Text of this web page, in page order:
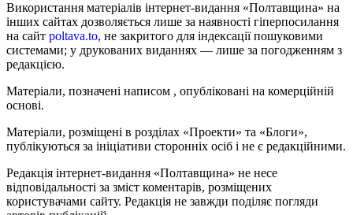
Використання матеріалів інтернет-видання «Полтавщина» на
інших сайтах дозволяється лише за наявності гіперпосилання
на сайт poltava.to, не закритого для індексації пошуковими
системами; у друкованих виданнях — лише за погодженням з
редакцією.
Матеріали, позначені написом , опубліковані на комерційній
основі.
Матеріали, розміщені в розділах «Проекти» та «Блоги»,
публікуються за ініціативи сторонніх осіб і не є редакційними.
Редакція інтернет-видання «Полтавщина» не несе
відповідальності за зміст коментарів, розміщених
користувачами сайту. Редакція не завжди поділяє погляди